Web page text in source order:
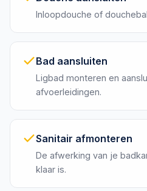
Inloopdouche of
Bad aansluiten
Ligbad monteren en
afvoerleidingen.
Sanitair afmonteren
De afwerking van je
klaar is.